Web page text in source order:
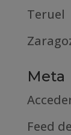
Teruel
Meta
Feed